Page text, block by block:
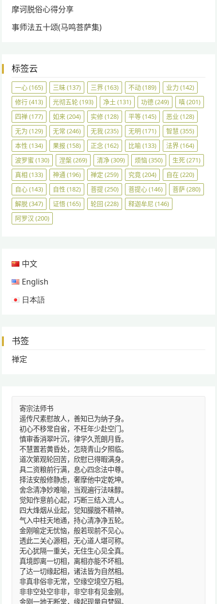
摩诃脱俗心得分享
事师法五十颂(马鸣菩萨集)
标签云
一心(165) 三昧(137) 三界(163) 不动(189) 业力 (142)
修行(413) 光彻五轮(193) 净土 (131) 功德(249) 嗔(201)
四禅(177) 如来(204) 实修(128) 平等(145) 恶业 (128)
无为 (129) 无常 (246) 无我(235) 无明 (171) 智慧 (355)
本性 (134) 果报 (158) 正念(162) 比喻(133) 法界(164)
波罗蜜 (130) 涅槃(269) 清净(309) 烦恼(350) 生死(271)
真相 (133) 神通 (196) 禅定 (259) 究竟(204) 自在(220)
自心(143) 自性 (182) 菩提(250) 菩提心(146) 菩萨(280)
解脱(347) 证悟(165) 轮回 (228) 释迦牟尼 (146)
阿罗汉 (200)
中文
English
日本語
书签
禅定
寄宗法师书
遥传尺素慰故人，善知已为纳子身。
初心不移常自省，不枉年少赴空门。
慎审香消翠叶沉，律学久荒朗月昏。
不慧置若黄昏处，怎晓青山夕照临。
道次第观轮回苦，欣慰已得暇满身。
具二资粮前行满，息心四念法中尊。
择法安般修静虑，奢摩他中定乾坤。
舍念清净妙难喻，当观遍行法味醇。
觉知作意前心起，巧断三结入流人。
四大烽烟从业起，觉知朦胧不精神。
气入中柱天地通，持心清净净五轮。
金刚喻定无忧恼，般若现前不见心。
透此二关心源相，无心道人堪可称。
无心犹隔一重关，无住生心见全真。
真境即离一切相，离相亦能不坏相。
了达一切缘起相，诸法皆为自然相。
非真非俗非无常，空缘空境空万相。
非非空处空非非，非空非有见金刚。
金刚一地无断常，缘起现量自梵网。